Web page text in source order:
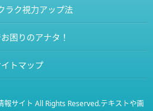
ラク視力アップ法
困りのアナタ！
トマップ
報サイト All Rights Reserved.テキストや画